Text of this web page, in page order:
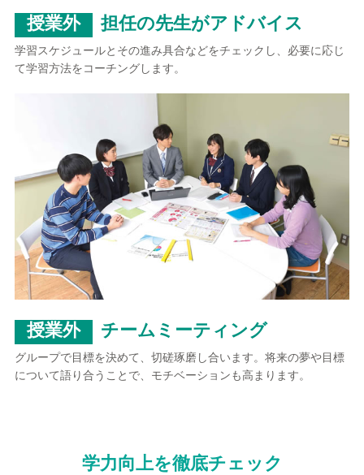
授業外 担任の先生がアドバイス
学習スケジュールとその進み具合などをチェックし、必要に応じ
て学習方法をコーチングします。
授業外 チームミーティング
グループで目標を決めて、切磋琢磨し合います。将来の夢や目標
について語り合うことで、モチベーションも高まります。
学力向上を徹底チェック